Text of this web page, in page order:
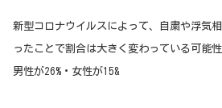
新型コロナウイルスによって、自粛や浮気
ったことで割合は大きく変わっている可能性
男性が26%・女性が15&